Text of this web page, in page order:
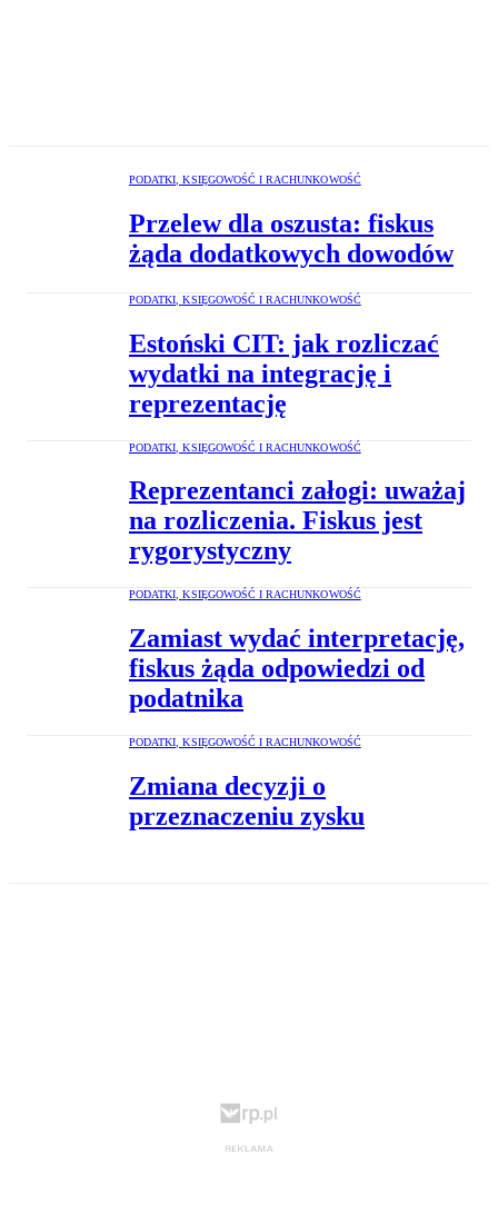
PODATKI, KSIĘGOWOŚĆ I RACHUNKOWOŚĆ
Przelew dla oszusta: fiskus
żąda dodatkowych dowodów
PODATKI, KSIĘGOWOŚĆ I RACHUNKOWOŚĆ
Estoński CIT: jak rozliczać
wydatki na integrację i
reprezentację
PODATKI, KSIĘGOWOŚĆ I RACHUNKOWOŚĆ
Reprezentanci załogi: uważaj
na rozliczenia. Fiskus jest
rygorystyczny
PODATKI, KSIĘGOWOŚĆ I RACHUNKOWOŚĆ
Zamiast wydać interpretację,
fiskus żąda odpowiedzi od
podatnika
PODATKI, KSIĘGOWOŚĆ I RACHUNKOWOŚĆ
Zmiana decyzji o
przeznaczeniu zysku